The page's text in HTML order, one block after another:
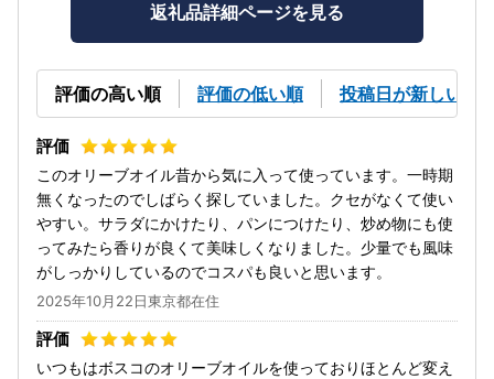
返礼品詳細ページを見る
評価の高い順 評価の低い順 投稿日が新しい順
このオリーブオイル昔から気に入って使っています。一時期
無くなったのでしばらく探していました。クセがなくて使い
やすい。サラダにかけたり、パンにつけたり、炒め物にも使
ってみたら香りが良くて美味しくなりました。少量でも風味
がしっかりしているのでコスパも良いと思います。
2025年10月22日東京都在住
いつもはボスコのオリーブオイルを使っておりほとんど変え